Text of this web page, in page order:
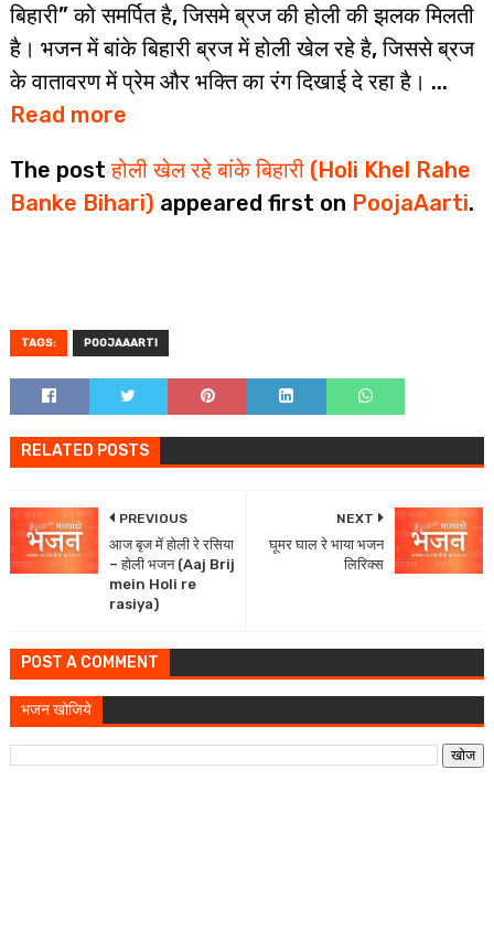
बिहारी” को समर्पित है, जिसमे ब्रज की होली की झलक मिलती
है। भजन में बांके बिहारी ब्रज में होली खेल रहे है, जिससे ब्रज
के वातावरण में प्रेम और भक्ति का रंग दिखाई दे रहा है। ...
Read more
The postहोली खेल रहे बांके बिहारी (Holi Khel Rahe
Banke Bihari) appeared first on PoojaAarti.
TAGS: POOJAAARTI
RELATED POSTS
NEXT
घूमर घाल रे भाया भजन
लिरिक्स
PREVIOUS
आज बृज में होली रे रसिया
– होली भजन (Aaj Brij
mein Holi re
rasiya)
POST A COMMENT
भजन खोजिये